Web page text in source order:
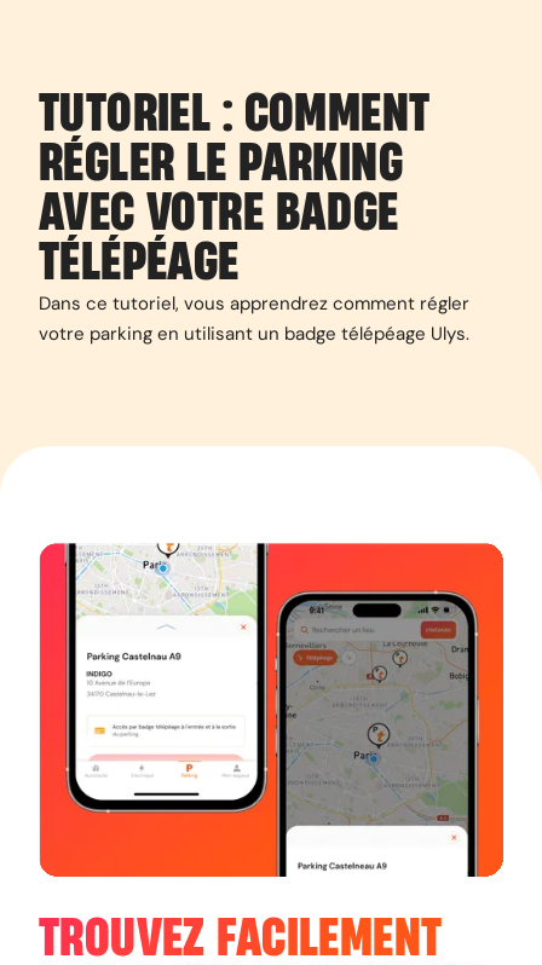
TUTORIEL : COMMENT
RÉGLER LE PARKING
AVEC VOTRE BADGE
TÉLÉPÉAGE
Dans ce tutoriel, vous apprendrez comment régler
votre parking en utilisant un badge télépéage Ulys.
TROUVEZ FACILEMENT